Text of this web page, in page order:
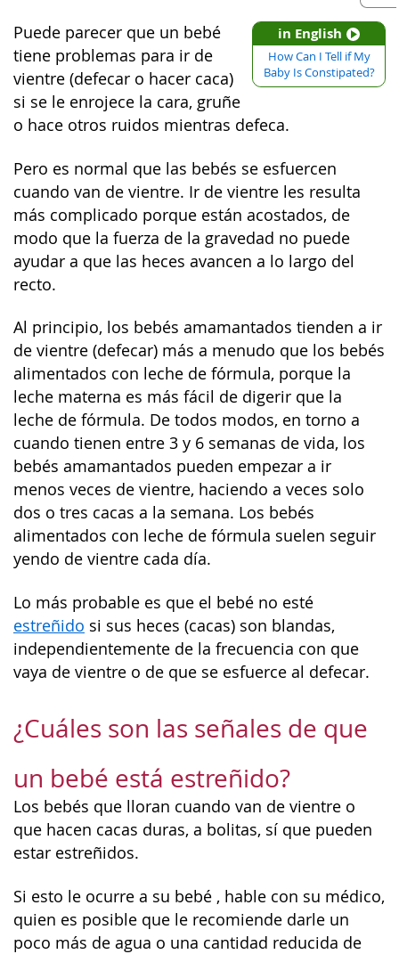
in English
How Can I Tell if My
Baby Is Constipated?
Puede parecer que un bebé
tiene problemas para ir de
vientre (defecar o hacer caca)
si se le enrojece la cara, gruñe
o hace otros ruidos mientras defeca.
Pero es normal que las bebés se esfuercen
cuando van de vientre. Ir de vientre les resulta
más complicado porque están acostados, de
modo que la fuerza de la gravedad no puede
ayudar a que las heces avancen a lo largo del
recto.
Al principio, los bebés amamantados tienden a ir
de vientre (defecar) más a menudo que los bebés
alimentados con leche de fórmula, porque la
leche materna es más fácil de digerir que la
leche de fórmula. De todos modos, en torno a
cuando tienen entre 3 y 6 semanas de vida, los
bebés amamantados pueden empezar a ir
menos veces de vientre, haciendo a veces solo
dos o tres cacas a la semana. Los bebés
alimentados con leche de fórmula suelen seguir
yendo de vientre cada día.
Lo más probable es que el bebé no esté
estreñido si sus heces (cacas) son blandas,
independientemente de la frecuencia con que
vaya de vientre o de que se esfuerce al defecar.
¿Cuáles son las señales de que
un bebé está estreñido?
Los bebés que lloran cuando van de vientre o
que hacen cacas duras, a bolitas, sí que pueden
estar estreñidos.
Si esto le ocurre a su bebé , hable con su médico,
quien es posible que le recomiende darle un
poco más de agua o una cantidad reducida de